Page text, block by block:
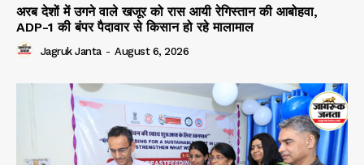
अरब देशों में उगने वाले खजूर को रास आयी रेगिस्तान की आबोहवा,
ADP-1 की बंपर पैदावार से किसान हो रहे मालामाल
Jagruk Janta - August 6, 2026